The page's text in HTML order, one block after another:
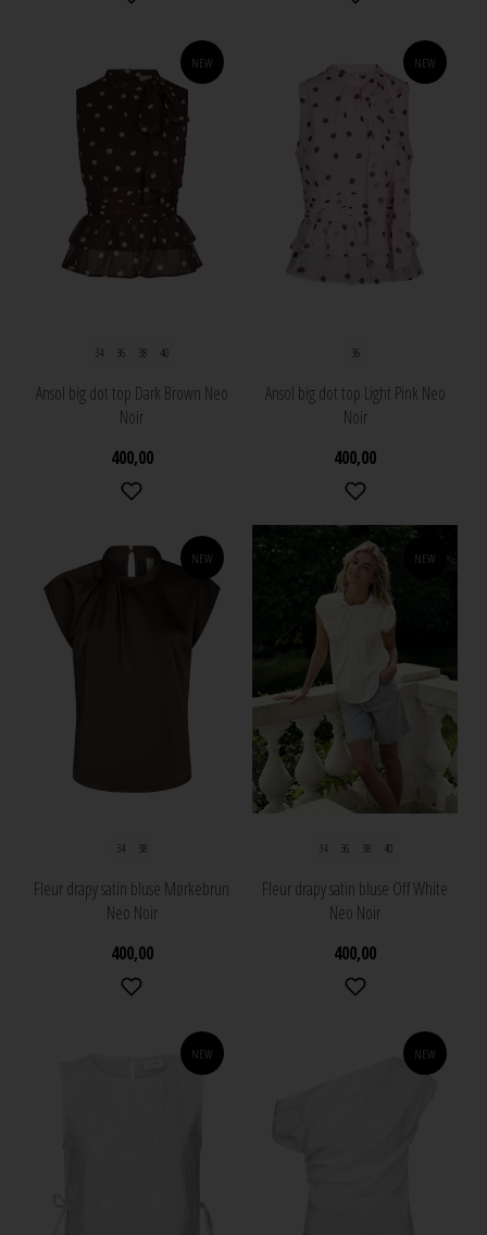
NEW
34 36 38 40
Ansol big dot top Dark Brown Neo
Noir
400,00
NEW
36
Ansol big dot top Light Pink Neo
Noir
400,00
NEW
34 38
Fleur drapy satin bluse Mørkebrun
Neo Noir
400,00
NEW
34 36 38 40
Fleur drapy satin bluse Off White
Neo Noir
400,00
NEW NEW